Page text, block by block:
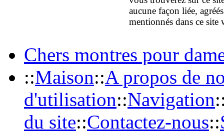
aucune façon liée,
mentionnés dans ce site
Chers montres pour
::Maison::A propos de
d'utilisation::Navigation
du site::Contactez-nous::